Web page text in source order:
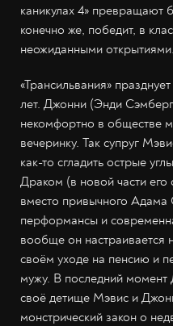
каникулах 4» превращают
конечно же, победит, в
неожиданными открытиями.
«Трансильвания»
лет. Джонни (Энди
некомфортно в обществе
вечеринку. Так супруг
как-то сгладить острые
Драком (в новой части его
вместо привычного Адама
перформансы и
вообще он настраивается
своём уходе на пенсию и
мужу. В последний момент
своё детище Мэвис и
монстрический закон о